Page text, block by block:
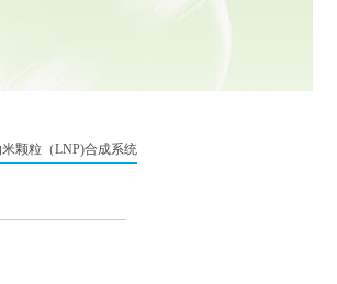
米颗粒（LNP)合成系统